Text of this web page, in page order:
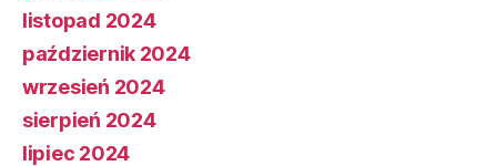
listopad 2024
październik 2024
wrzesień 2024
sierpień 2024
lipiec 2024